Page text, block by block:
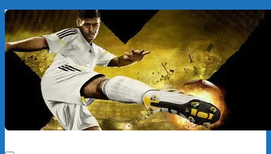
Перейти
к
содержимому